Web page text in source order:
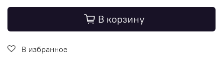
В корзину
В избранное